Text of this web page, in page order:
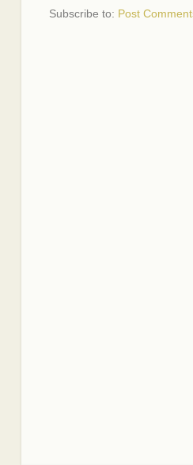
Subscribe to: Post